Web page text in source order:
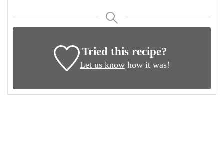
Tried this recipe?
Let us knowhow it was!